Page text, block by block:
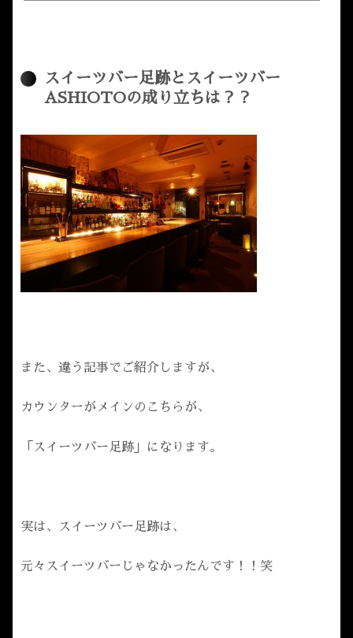
スイーツバー足跡とスイーツバー
ASHIOTOの成り立ちは？？
また、違う記事でご紹介しますが、
カウンターがメインのこちらが、
「スイーツバー足跡」になります。
実は、スイーツバー足跡は、
元々スイーツバーじゃなかったんです！！笑